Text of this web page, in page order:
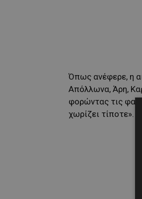
Όπως ανέφερε, η
Απόλλωνα, Άρη,
φορώντας τις
χωρίζει τίποτε».